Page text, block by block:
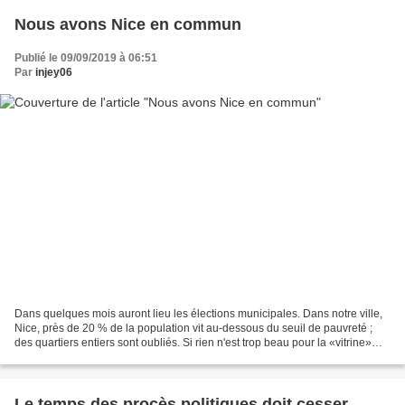
Nous avons Nice en commun
Publié le 09/09/2019 à 06:51
Par injey06
Dans quelques mois auront lieu les élections municipales. Dans notre ville,
Nice, près de 20 % de la population vit au-dessous du seuil de pauvreté ;
des quartiers entiers sont oubliés. Si rien n'est trop beau pour la «vitrine»